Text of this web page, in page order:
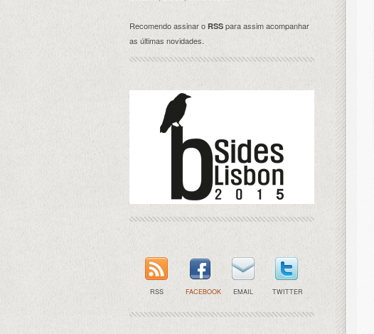
Recomendo assinar o RSS para assim acompanhar
as últimas novidades.
RSS FACEBOOK EMAIL TWITTER